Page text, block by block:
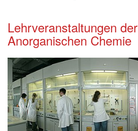
Lehrveranstaltungen der
Anorganischen Chemie